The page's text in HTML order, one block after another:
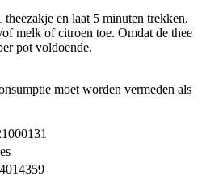
en laat 5 minuten trekken.
melk of citroen toe. Omdat de thee
pot voldoende.
moet worden vermeden als